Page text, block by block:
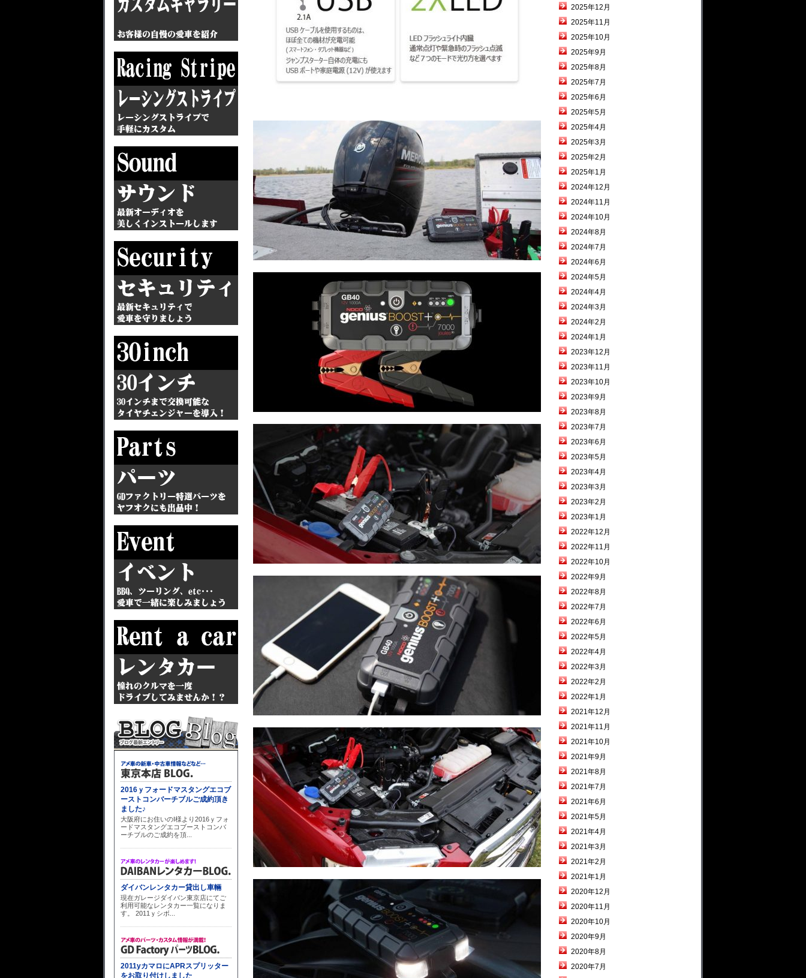
2025年12月
2025年11月
2025年10月
2025年9月
2025年8月
2025年7月
2025年6月
2025年5月
2025年4月
2025年3月
2025年2月
2025年1月
2024年12月
2024年11月
2024年10月
2024年8月
2024年7月
2024年6月
2024年5月
2024年4月
2024年3月
2024年2月
2024年1月
2023年12月
2023年11月
2023年10月
2023年9月
2023年8月
2023年7月
2023年6月
2023年5月
2023年4月
2023年3月
2023年2月
2023年1月
2022年12月
2022年11月
2022年10月
2022年9月
2022年8月
2022年7月
2022年6月
2022年5月
2022年4月
2022年3月
2022年2月
2022年1月
2021年12月
2021年11月
2021年10月
2021年9月
2021年8月
2021年7月
2021年6月
2021年5月
2021年4月
2021年3月
2021年2月
2021年1月
2020年12月
2020年11月
2020年10月
2020年9月
2020年8月
2020年7月